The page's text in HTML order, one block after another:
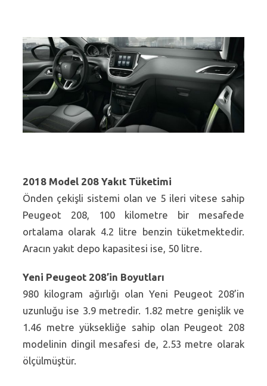
2018 Model 208 Yakıt Tüketimi
Önden çekişli sistemi olan ve 5 ileri vitese sahip
Peugeot 208, 100 kilometre bir mesafede
ortalama olarak 4.2 litre benzin tüketmektedir.
Aracın yakıt depo kapasitesi ise, 50 litre.
Yeni Peugeot 208’in Boyutları
980 kilogram ağırlığı olan Yeni Peugeot 208’in
uzunluğu ise 3.9 metredir. 1.82 metre genişlik ve
1.46 metre yüksekliğe sahip olan Peugeot 208
modelinin dingil mesafesi de, 2.53 metre olarak
ölçülmüştür.